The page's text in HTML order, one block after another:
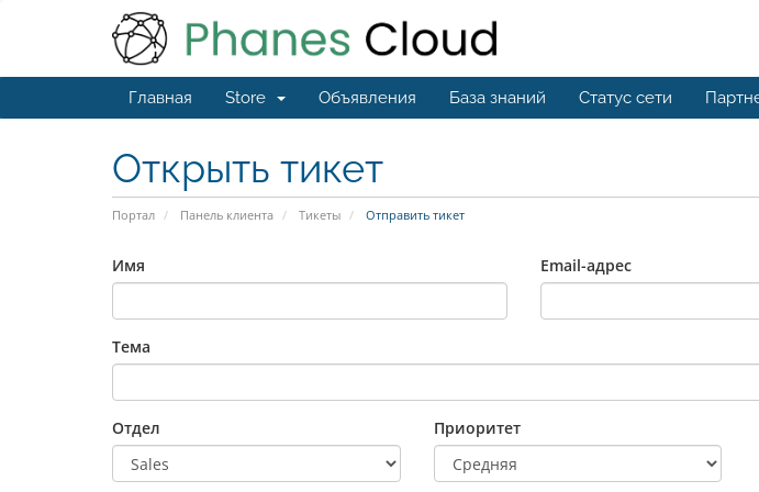
Главная Store Объявления База знаний Статус сети
Открыть тикет
Портал Панель клиента Тикеты Отправить тикет
Имя Email-адрес
Тема
Отдел Приоритет